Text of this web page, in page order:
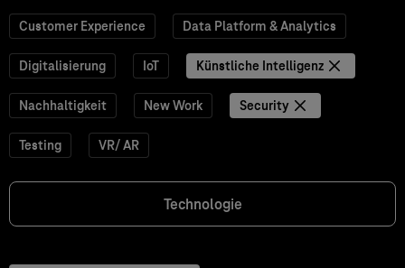
Customer Experience Data Platform & Analytics
Digitalisierung IoT Künstliche Intelligenz
Nachhaltigkeit New Work Security
Testing VR/ AR
Technologie